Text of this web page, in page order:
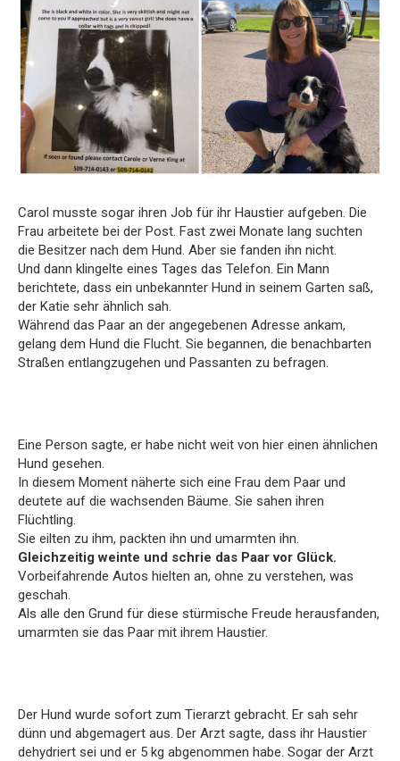
Carol musste sogar ihren Job für ihr Haustier aufgeben. Die
Frau arbeitete bei der Post. Fast zwei Monate lang suchten
die Besitzer nach dem Hund. Aber sie fanden ihn nicht.
Und dann klingelte eines Tages das Telefon. Ein Mann
berichtete, dass ein unbekannter Hund in seinem Garten saß,
der Katie sehr ähnlich sah.
Während das Paar an der angegebenen Adresse ankam,
gelang dem Hund die Flucht. Sie begannen, die benachbarten
Straßen entlangzugehen und Passanten zu befragen.
Eine Person sagte, er habe nicht weit von hier einen ähnlichen
Hund gesehen.
In diesem Moment näherte sich eine Frau dem Paar und
deutete auf die wachsenden Bäume. Sie sahen ihren
Flüchtling.
Sie eilten zu ihm, packten ihn und umarmten ihn.
Gleichzeitig weinte und schrie das Paar vor Glück.
Vorbeifahrende Autos hielten an, ohne zu verstehen, was
geschah.
Als alle den Grund für diese stürmische Freude herausfanden,
umarmten sie das Paar mit ihrem Haustier.
Der Hund wurde sofort zum Tierarzt gebracht. Er sah sehr
dünn und abgemagert aus. Der Arzt sagte, dass ihr Haustier
dehydriert sei und er 5 kg abgenommen habe. Sogar der Arzt